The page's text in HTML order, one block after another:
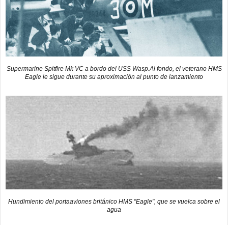
Supermarine Spitfire Mk VC a bordo del USS Wasp.Al fondo, el veterano HMS
Eagle le sigue durante su aproximación al punto de lanzamiento
Hundimiento del portaaviones británico HMS "Eagle", que se vuelca sobre el
agua